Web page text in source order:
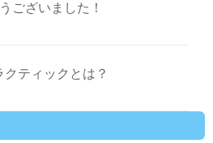
ございました！
クティックとは？